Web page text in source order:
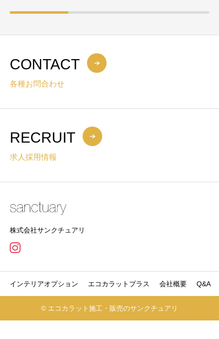
CONTACT
各種お問合わせ
RECRUIT
求人採用情報
株式会社サンクチュアリ
インテリアオプション エコカラットプラス 会社概要 Q&A
© エコカラット施工・販売のサンクチュアリ